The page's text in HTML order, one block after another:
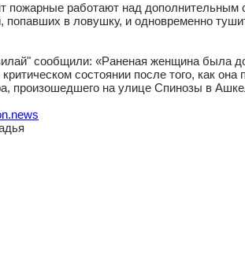
пожарные работают над дополнительным
в ловушку, и одновременно
сообщили: «Раненая женщина была
состоянии после того, как она
произошедшего на улице Спинозы в